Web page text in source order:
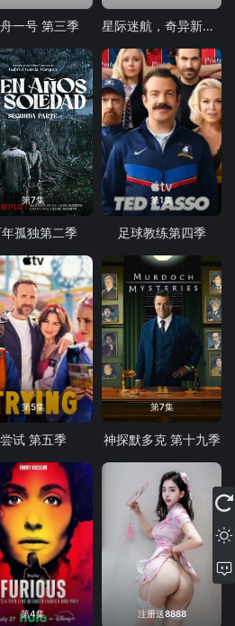
一号 第三季 星际迷航，奇异新世界第四季
第7集
孤独第二季
第1集
足球教练第四季
第5集
尝试 第五季
第7集
神探默多克 第十九季
第4集 注册送8888